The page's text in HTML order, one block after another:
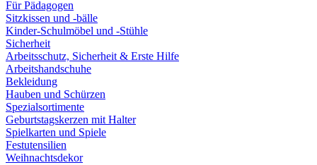
Für Pädagogen
Sitzkissen und -bälle
Kinder-Schulmöbel und -Stühle
Sicherheit
Arbeitsschutz, Sicherheit & Erste Hilfe
Arbeitshandschuhe
Bekleidung
Hauben und Schürzen
Spezialsortimente
Geburtstagskerzen mit Halter
Spielkarten und Spiele
Festutensilien
Weihnachtsdekor